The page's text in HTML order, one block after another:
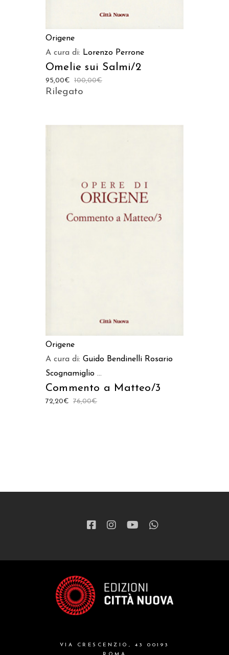
Origene
A cura di: Lorenzo Perrone
Omelie sui Salmi/2
100,00€
95,00€
Rilegato
Origene
A cura di: Guido Bendinelli Rosario
Scognamiglio ...
Commento a Matteo/3
76,00€
72,20€
VIA CRESCENZIO, 43 00193